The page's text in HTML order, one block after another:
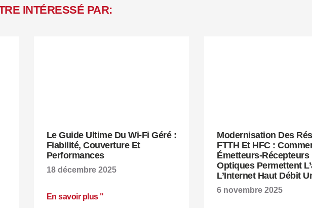
INTÉRESSÉ PAR:
Le Guide Ultime Du Wi-Fi Géré :
Fiabilité, Couverture Et
Performances
18 décembre 2025
En savoir plus "
Modernisation Des
FTTH Et HFC :
Émetteurs-Récepteurs
Optiques Permettent
L’Internet Haut Débit
6 novembre 2025